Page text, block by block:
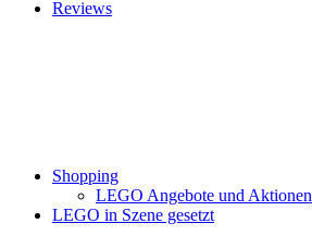
Reviews
Shopping
LEGO Angebote und Aktionen
LEGO in Szene gesetzt